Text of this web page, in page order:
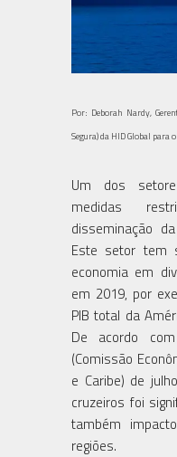
Por: Deborah Nardy,
Segura) da HID Global para
Um dos
medidas
disseminação
Este setor tem
economia em
em 2019, por
PIB total da
De acordo
(Comissão
e Caribe) de
cruzeiros foi
também
regiões.